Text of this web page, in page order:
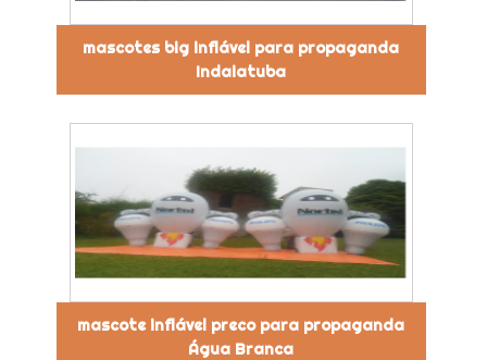
mascotes big inflável para propaganda
Indaiatuba
mascote inflável preco para propaganda
Água Branca